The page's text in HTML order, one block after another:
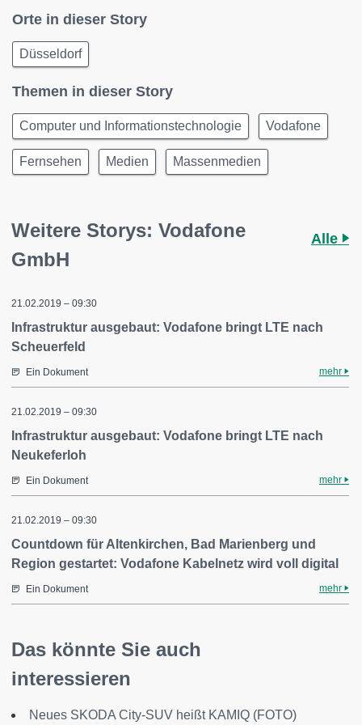
Orte in dieser Story
Düsseldorf
Themen in dieser Story
Computer und Informationstechnologie Vodafone
Fernsehen Medien Massenmedien
Weitere Storys: Vodafone
GmbH
Alle
21.02.2019 – 09:30
Infrastruktur ausgebaut: Vodafone bringt LTE nach
Scheuerfeld
Ein Dokument mehr
21.02.2019 – 09:30
Infrastruktur ausgebaut: Vodafone bringt LTE nach
Neukeferloh
Ein Dokument mehr
21.02.2019 – 09:30
Countdown für Altenkirchen, Bad Marienberg und
Region gestartet: Vodafone Kabelnetz wird voll digital
Ein Dokument mehr
Das könnte Sie auch
interessieren
Neues SKODA City-SUV heißt KAMIQ (FOTO)